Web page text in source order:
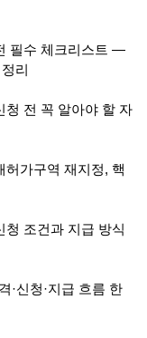
필수 체크리스트 —
리
청 전 꼭 알아야 할 자
허가구역 재지정, 핵
청 조건과 지급 방식
·신청·지급 흐름 한